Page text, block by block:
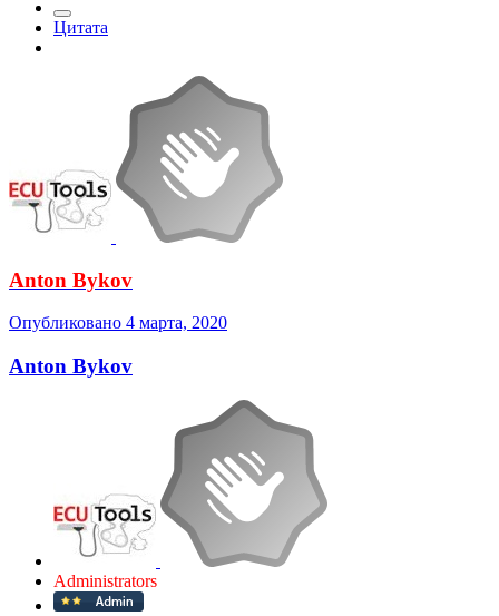
Цитата
Anton Bykov
Опубликовано 4 марта, 2020
Anton Bykov
Administrators